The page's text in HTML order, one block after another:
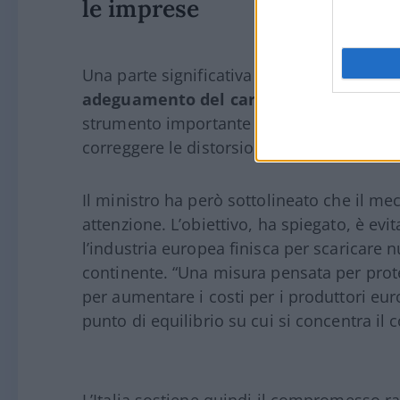
le imprese
Una parte significativa dell’intervento è
adeguamento del carbonio alle
strumento importante per contrastare la
correggere le distorsioni generate dal
Il ministro ha però sottolineato che il
attenzione. L’obiettivo, ha spiegato, è
l’industria europea finisca per scaricare
continente. “Una misura pensata per
per aumentare i costi per i produttori
punto di equilibrio su cui si concentra il